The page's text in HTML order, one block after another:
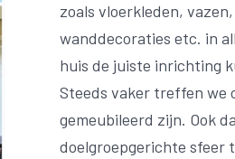
zoals vloerkleden,
wanddecoraties etc. in
huis de juiste inrichting
Steeds vaker treffen we
gemeubileerd zijn. Ook
doelgroepgerichte sfeer